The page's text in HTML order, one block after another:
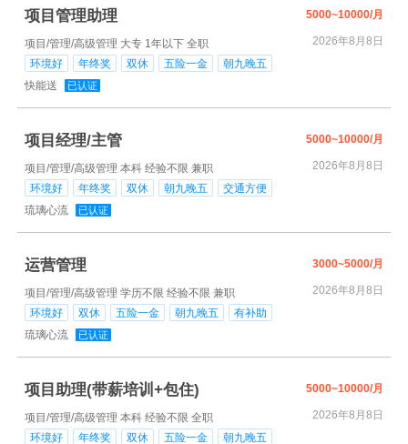
项目管理助理 5000~10000/月
项目/管理/高级管理 大专 1年以下 全职
2026年8月8日
环境好
年终奖 双休 五险一金
朝九晚五
快能送
已认证
项目经理/主管 5000~10000/月
项目/管理/高级管理 本科 经验不限 兼职
2026年8月8日
环境好
年终奖 双休 朝九晚五
交通方便
琉璃心流
已认证
运营管理 3000~5000/月
项目/管理/高级管理 学历不限 经验不限 兼职
2026年8月8日
环境好
双休 五险一金 朝九晚五
有补助
琉璃心流
已认证
项目助理(带薪培训+包住) 5000~10000/月
项目/管理/高级管理 本科 经验不限 全职
2026年8月8日
环境好
年终奖 双休 五险一金
朝九晚五